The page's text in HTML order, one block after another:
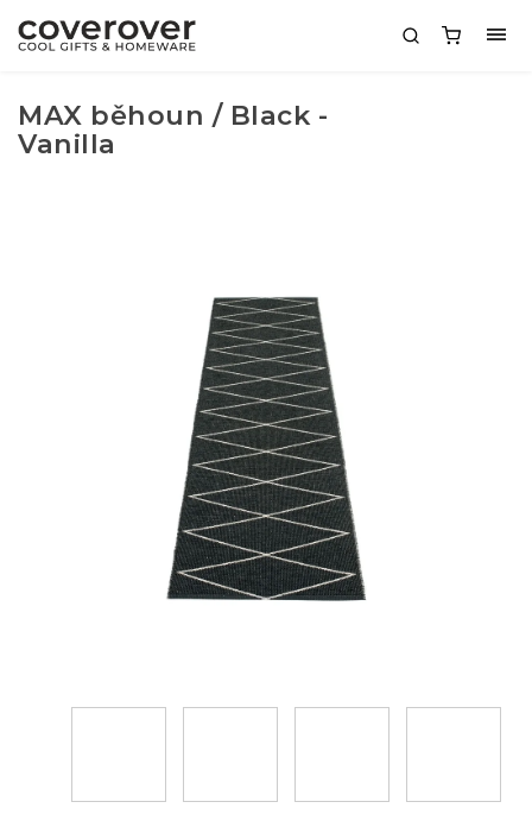
MAX běhoun / Black -
Vanilla